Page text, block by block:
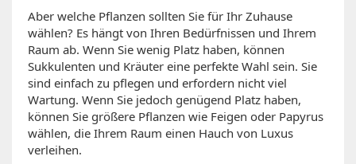
Aber welche Pflanzen sollten Sie für Ihr Zuhause
wählen? Es hängt von Ihren Bedürfnissen und Ihrem
Raum ab. Wenn Sie wenig Platz haben, können
Sukkulenten und Kräuter eine perfekte Wahl sein. Sie
sind einfach zu pflegen und erfordern nicht viel
Wartung. Wenn Sie jedoch genügend Platz haben,
können Sie größere Pflanzen wie Feigen oder Papyrus
wählen, die Ihrem Raum einen Hauch von Luxus
verleihen.